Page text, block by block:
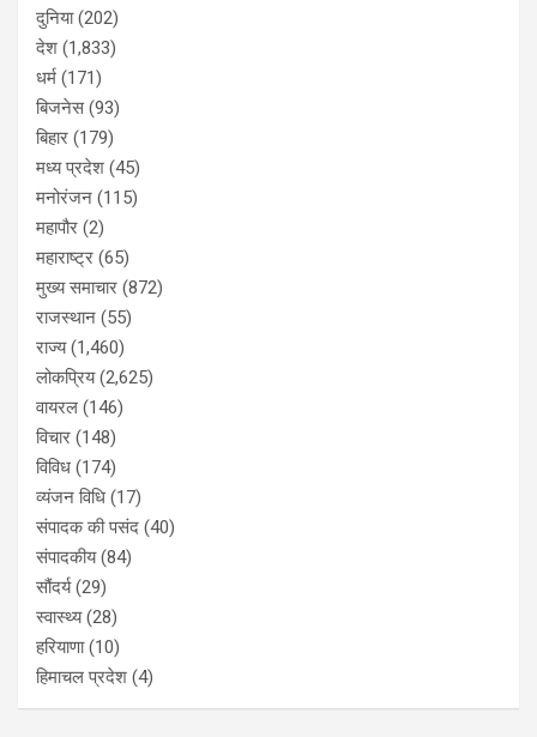
दुनिया(202)
देश (1,833)
धर्म (171)
बिजनेस(93)
बिहार (179)
मध्य प्रदेश (45)
मनोरंजन (115)
महापौर (2)
महाराष्ट्र (65)
मुख्य समाचार (872)
राजस्थान (55)
राज्य(1,460)
लोकप्रिय(2,625)
वायरल (146)
विचार (148)
विविध (174)
व्यंजन विधि (17)
संपादक की पसंद (40)
संपादकीय(84)
सौंदर्य(29)
स्वास्थ्य(28)
हरियाणा(10)
हिमाचल प्रदेश (4)